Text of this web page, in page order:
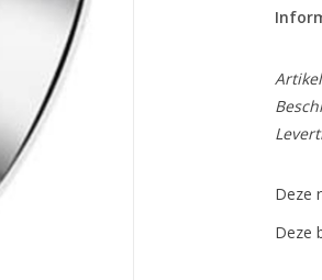
Deze
Deze